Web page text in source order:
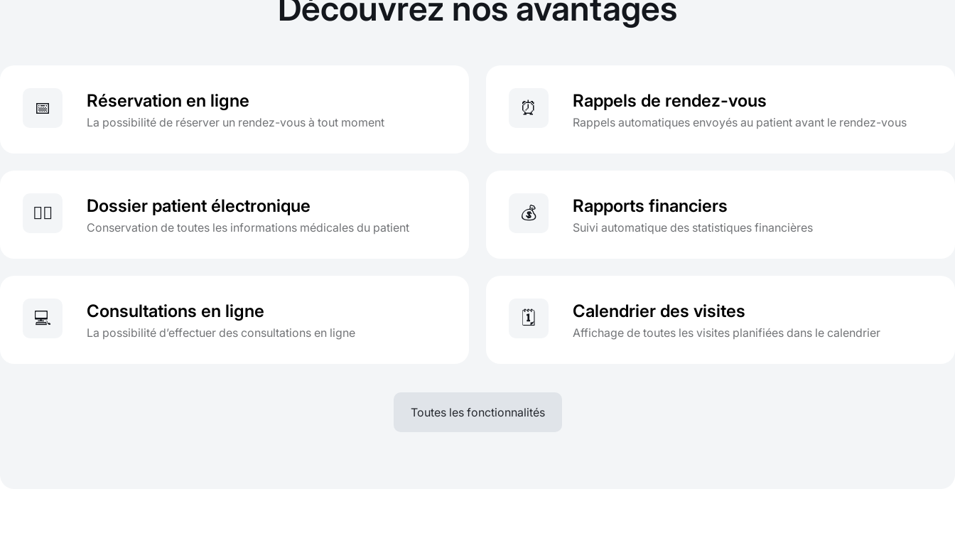
📅 Réservation en ligne
La possibilité de réserver un rendez-vous à tout moment
⏰ Rappels de rendez-vous
Rappels automatiques envoyés au patient avant le rendez-vous
👨‍⚕️ Dossier patient électronique
Conservation de toutes les informations médicales du patient
💰 Rapports financiers
Suivi automatique des statistiques financières
💻 Consultations en ligne
La possibilité d’effectuer des consultations en ligne
🗓 Calendrier des visites
Affichage de toutes les visites planifiées dans le calendrier
Toutes les fonctionnalités